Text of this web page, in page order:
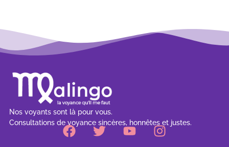
Nos voyants sont là pour vous.
Consultations de voyance sincères, honnêtes et justes.